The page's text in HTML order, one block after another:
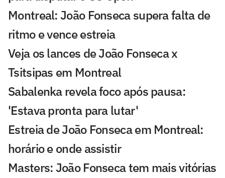
Montreal: João Fonseca supera falta de
ritmo e vence estreia
Veja os lances de João Fonseca x
Tsitsipas em Montreal
Sabalenka revela foco após pausa:
'Estava pronta para lutar'
Estreia de João Fonseca em Montreal:
horário e onde assistir
Masters: João Fonseca tem mais vitórias